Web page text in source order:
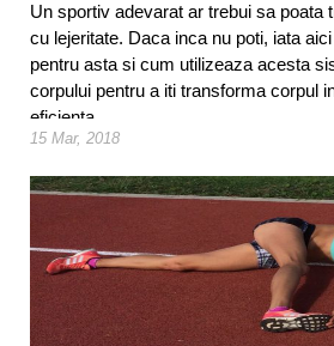
Un sportiv adevarat ar trebui sa poata
cu lejeritate. Daca inca nu poti, iata
pentru asta si cum utilizeaza acesta
corpului pentru a iti transforma corpul
eficienta.
15 Mar, 2018